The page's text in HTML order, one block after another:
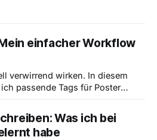
einfacher Workflow
verwirrend wirken. In diesem
passende Tags für Poster
aus einem Motiv sinnvolle Tag
Was ich bei
habe